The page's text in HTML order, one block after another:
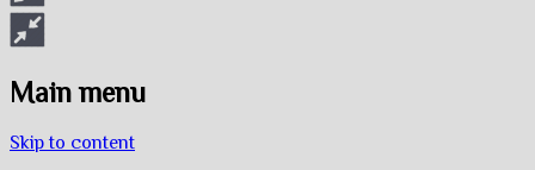
Main menu
Skip to content